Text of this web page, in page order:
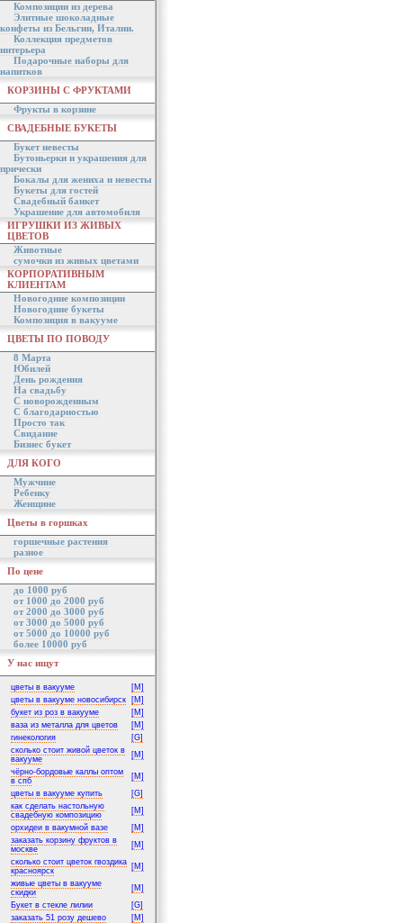
Композиции из дерева
Элитные шоколадные
конфеты из Бельгии, Италии.
Коллекция предметов
интерьера
Подарочные наборы для
напитков
КОРЗИНЫ С ФРУКТАМИ
Фрукты в корзине
СВАДЕБНЫЕ БУКЕТЫ
Букет невесты
Бутоньерки и украшения для
прически
Бокалы для жениха и невесты
Букеты для гостей
Свадебный банкет
Украшение для автомобиля
ИГРУШКИ ИЗ ЖИВЫХ
ЦВЕТОВ
Животные
сумочки из живых цветами
КОРПОРАТИВНЫМ
КЛИЕНТАМ
Новогодние композиции
Новогодние букеты
Композиция в вакууме
ЦВЕТЫ ПО ПОВОДУ
8 Марта
Юбилей
День рождения
На свадьбу
С новорожденным
С благодарностью
Просто так
Свидание
Бизнес букет
ДЛЯ КОГО
Мужчине
Ребенку
Женщине
Цветы в горшках
горшечные растения
разное
По цене
до 1000 руб
от 1000 до 2000 руб
от 2000 до 3000 руб
от 3000 до 5000 руб
от 5000 до 10000 руб
более 10000 руб
У нас ищут
цветы в вакууме
[M]
цветы в вакууме новосибирск
[M]
букет из роз в вакууме
[M]
ваза из металла для цветов
[M]
гинекология
[G]
сколько стоит живой цветок в
вакууме
[M]
чёрно-бордовые каллы оптом
в спб
[M]
цветы в вакууме купить
[G]
как сделать настольную
свадебную композицию
[M]
орхидеи в вакумной вазе
[M]
заказать корзину фруктов в
москве
[M]
сколько стоит цветок гвоздика
красноярск
[M]
живые цветы в вакууме
скидки
[M]
Букет в стекле лилии
[G]
заказать 51 розу дешево
[M]